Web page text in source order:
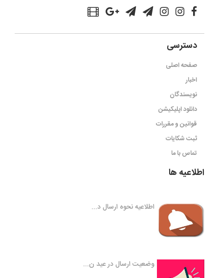
دسترسی
صفحه اصلی
اخبار
نویسندگان
دانلود اپلیکیشن
قوانین و مقررات
ثبت شکایات
تماس با ما
اطلاعیه ها
اطلاعیه نحوه ارسال د...
وضعیت ارسال در عید ن...